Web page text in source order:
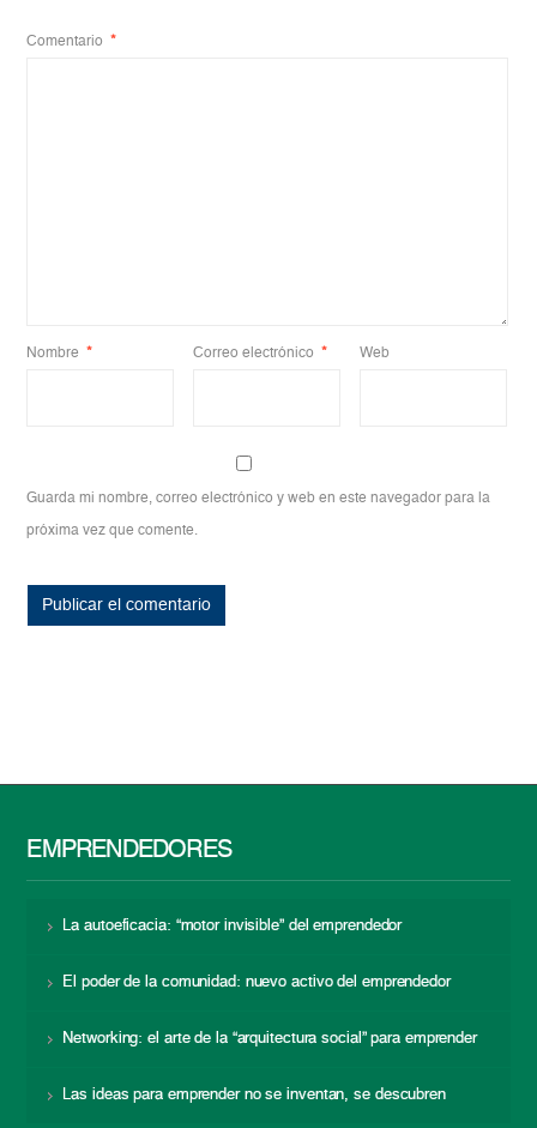
Comentario *
Nombre * Correo electrónico * Web
Guarda mi nombre, correo electrónico y web en este navegador para la
próxima vez que comente.
EMPRENDEDORES
La autoeficacia: “motor invisible” del emprendedor
El poder de la comunidad: nuevo activo del emprendedor
Networking: el arte de la “arquitectura social” para emprender
Las ideas para emprender no se inventan, se descubren